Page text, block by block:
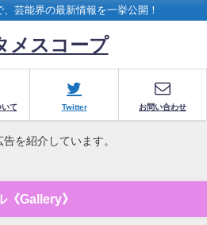
芸能界の最新情報を一挙公開！
メスコープ
いて Twitter お問い合わせ
を紹介しています。
《Gallery》